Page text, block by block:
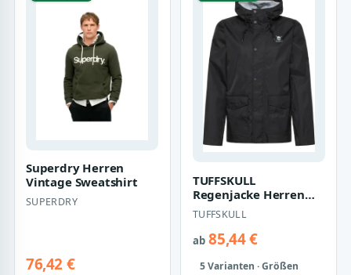
Superdry Herren
Vintage Sweatshirt
SUPERDRY
76,42 €
TUFFSKULL
Regenjacke Herren
schwarz
TUFFSKULL
ab85,44 €
5 Varianten · Größen